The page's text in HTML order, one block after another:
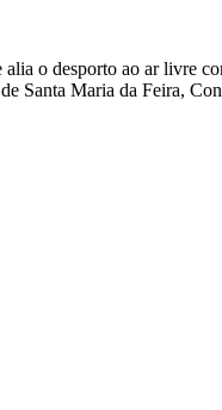
desporto ao ar livre
Santa Maria da Feira,